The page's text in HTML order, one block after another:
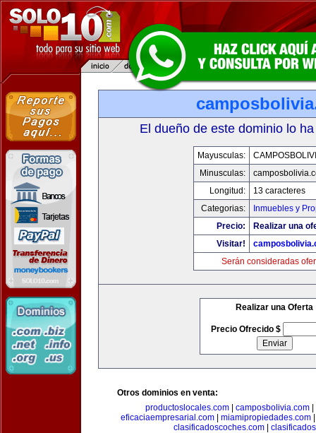
El dueño de este dominio lo
Mayusculas:
Minusculas:
Longitud:
13 caracteres
Categorias:
Inmuebles y
Precio:
Realizar una
Visitar!
Serán consideradas
Realizar una Oferta
Precio Ofrecido $
Otros dominios en venta:
productoslocales.com| camposbolivia.com|
eficaciaempresarial.com
miamipropiedades.com
clasificadoscoches.com|